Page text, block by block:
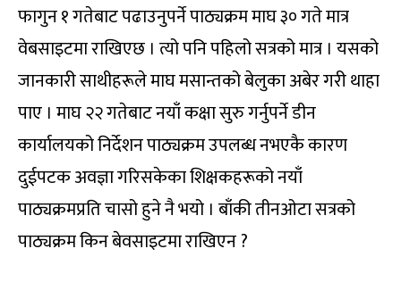
फागुन १ गतेबाट पढाउनुपर्ने पाठ्यक्रम माघ ३० गते मात्र
वेबसाइटमा राखिएछ । त्यो पनि पहिलो सत्रको मात्र । यसको
जानकारी साथीहरूले माघ मसान्तको बेलुका अबेर गरी थाहा
पाए । माघ २२ गतेबाट नयाँ कक्षा सुरु गर्नुपर्ने डीन
कार्यालयको निर्देशन पाठ्यक्रम उपलब्ध नभएकै कारण
दुईपटक अवज्ञा गरिसकेका शिक्षकहरूको नयाँ
पाठ्यक्रमप्रति चासो हुने नै भयो । बाँकी तीनओटा सत्रको
पाठ्यक्रम किन बेवसाइटमा राखिएन ?